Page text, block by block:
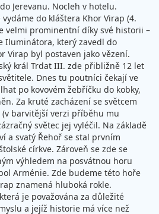
Jerevanu. Nocleh v hotelu.
vydáme do kláštera Khor Virap (4.
velmi prominentní díky své historii –
Iluminátora, který zavedl do
Virap byl postaven jako vězení.
král Trdat III. zde přibližně 12 let
Dnes tu poutníci čekají ve
po kovovém žebříčku do kobky,
Za kruté zacházení se světcem
barvitější verzi příběhu mu
světec jej vyléčil. Na základě
a svatý Řehoř se stal prvním
církve. Zároveň se zde se
výhledem na posvátnou horu
Arménie. Zde budeme této hoře
znamená hluboká rokle.
je považována za důležité
a jejíž historie má více než